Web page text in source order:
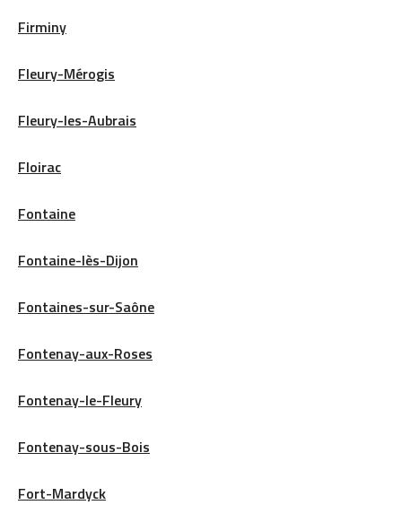
Firminy
Fleury-Mérogis
Fleury-les-Aubrais
Floirac
Fontaine
Fontaine-lès-Dijon
Fontaines-sur-Saône
Fontenay-aux-Roses
Fontenay-le-Fleury
Fontenay-sous-Bois
Fort-Mardyck